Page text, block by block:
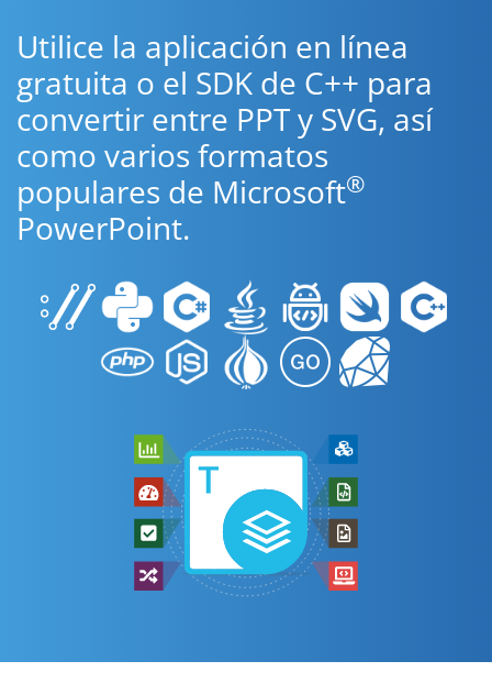
Utilice la aplicación en línea
gratuita o el SDK de C++ para
convertir entre PPT y SVG, así
como varios formatos
populares de Microsoft®
PowerPoint.